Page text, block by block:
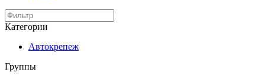
Категории
Автокрепеж
Группы